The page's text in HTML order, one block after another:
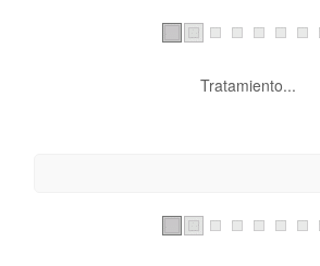
Tratamiento...